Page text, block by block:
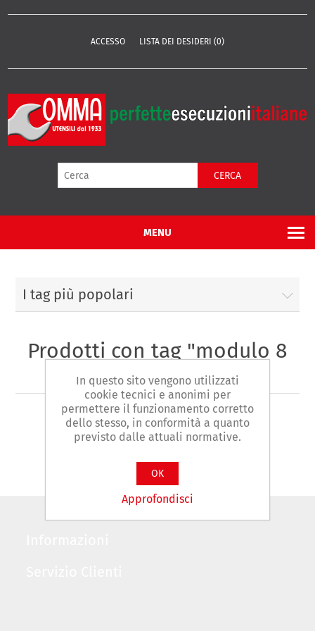
ACCESSO LISTA DEI DESIDERI (0)
CERCA
MENU
I tag più popolari
Prodotti con tag "modulo 8
giraviti"
In questo sito vengono utilizzati
cookie tecnici e anonimi per
permettere il funzionamento corretto
dello stesso, in conformità a quanto
previsto dalle attuali normative.
OK
Approfondisci